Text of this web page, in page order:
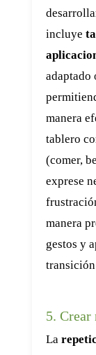
incluye
adaptado
manera
tablero
(comer,
exprese
manera
gestos y
5.
La